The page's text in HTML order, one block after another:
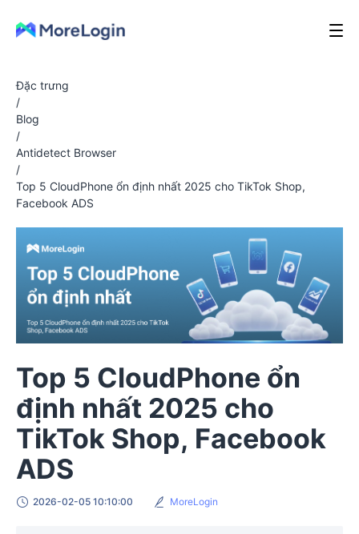
Đặc trưng
/
Blog
/
Antidetect Browser
/
Top 5 CloudPhone ổn định nhất 2025 cho TikTok Shop,
Facebook ADS
Top 5 CloudPhone ổn
định nhất 2025 cho
TikTok Shop, Facebook
ADS
2026-02-05 10:10:00 MoreLogin